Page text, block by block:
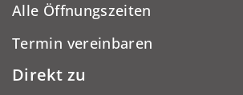
Alle Öffnungszeiten
Termin vereinbaren
Direkt zu